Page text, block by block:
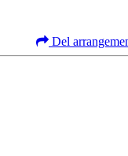
Del